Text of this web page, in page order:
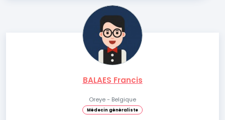
BALAES Francis
Oreye - Belgique
Médecin généraliste